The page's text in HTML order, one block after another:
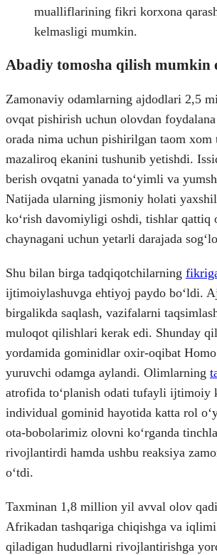
mualliflarining fikri korxona
kelmasligi mumkin.
Abadiy tomosha qilish mumkin
Zamonaviy odamlarning ajdodlari 2,5
ovqat pishirish uchun olovdan
orada nima uchun pishirilgan taom xom
mazaliroq ekanini tushunib yetishdi.
berish ovqatni yanada toʻyimli va
Natijada ularning jismoniy holati
koʻrish davomiyligi oshdi, tishlar qattiq
chaynagani uchun yetarli darajada
Shu bilan birga tadqiqotchilarning
ijtimoiylashuvga ehtiyoj paydo boʻldi.
birgalikda saqlash, vazifalarni
muloqot qilishlari kerak edi. Shunday
yordamida gominidlar oxir-oqibat
yuruvchi odamga aylandi. Olimlarning
atrofida toʻplanish odati tufayli ijtimoiy
individual gominid hayotida katta rol
ota-bobolarimiz olovni koʻrganda
rivojlantirdi hamda ushbu reaksiya
oʻtdi.
Taxminan 1,8 million yil avval olov
Afrikadan tashqariga chiqishga va
qiladigan hududlarni rivojlantirishga